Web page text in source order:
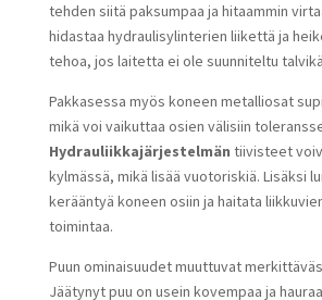
tehden siitä paksumpaa ja hitaammin
hidastaa hydraulisylinterien liikettä ja
tehoa, jos laitetta ei ole suunniteltu
Pakkasessa myös koneen metalliosat
mikä voi vaikuttaa osien välisiin
Hydrauliikkajärjestelmän tiivisteet
kylmässä, mikä lisää vuotoriskiä. Lisäksi
kerääntyä koneen osiin ja haitata
toimintaa.
Puun ominaisuudet muuttuvat
Jäätynyt puu on usein kovempaa ja